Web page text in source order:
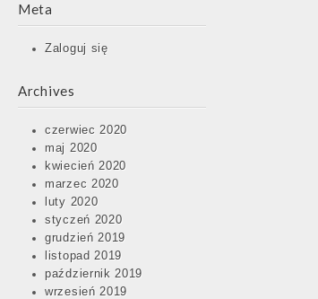
Meta
Zaloguj się
Archives
czerwiec 2020
maj 2020
kwiecień 2020
marzec 2020
luty 2020
styczeń 2020
grudzień 2019
listopad 2019
październik 2019
wrzesień 2019